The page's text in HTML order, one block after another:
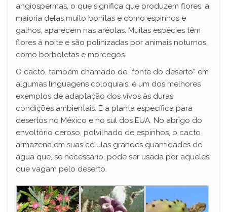
angiospermas, o que significa que produzem flores, a
maioria delas muito bonitas e como espinhos e
galhos, aparecem nas aréolas. Muitas espécies têm
flores à noite e são polinizadas por animais noturnos,
como borboletas e morcegos.
O cacto, também chamado de “fonte do deserto” em
algumas linguagens coloquiais, é um dos melhores
exemplos de adaptação dos vivos às duras
condições ambientais. É a planta específica para
desertos no México e no sul dos EUA. No abrigo do
envoltório ceroso, polvilhado de espinhos, o cacto
armazena em suas células grandes quantidades de
água que, se necessário, pode ser usada por aqueles
que vagam pelo deserto.